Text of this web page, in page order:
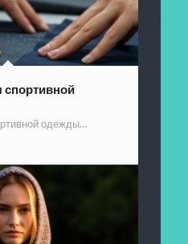
спортивной
одежды…